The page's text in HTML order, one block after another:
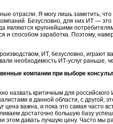
отрасли. Я могу лишь заметить,
Безусловно, для них ИТ —
являются крупнейшими
способом заработка. Поэтому,
ИТ, безусловно, играют
необходимость ИТ-услуг раньше,
компании при выборе
назвать критичным для российского
в данной области, с другой,
цена важна, и пока это самая часто
достаточно большую базу
давать лучшую цену. Часто мы